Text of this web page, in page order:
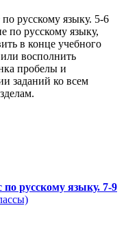
русскому языку. 5-6
по русскому языку,
в конце учебного
восполнить
пробелы и
заданий ко всем
по русскому языку. 7-9